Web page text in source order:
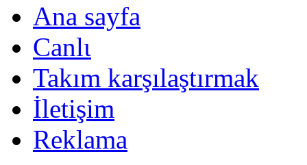
Ana sayfa
Canlι
Takım karşılaştırmak
İletişim
Reklama